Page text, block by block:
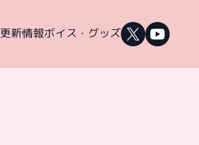
更新情報ボイス・グッズ